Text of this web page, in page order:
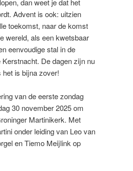
dan weet je dat het
Advent is ook: uitzien
toekomst, naar de komst
wereld, als een kwetsbaar
eenvoudige stal in de
De dagen zijn nu
het is bijna zover!
van de eerste zondag
30 november 2025 om
Martinikerk. Met
onder leiding van Leo van
en Tiemo Meijlink op